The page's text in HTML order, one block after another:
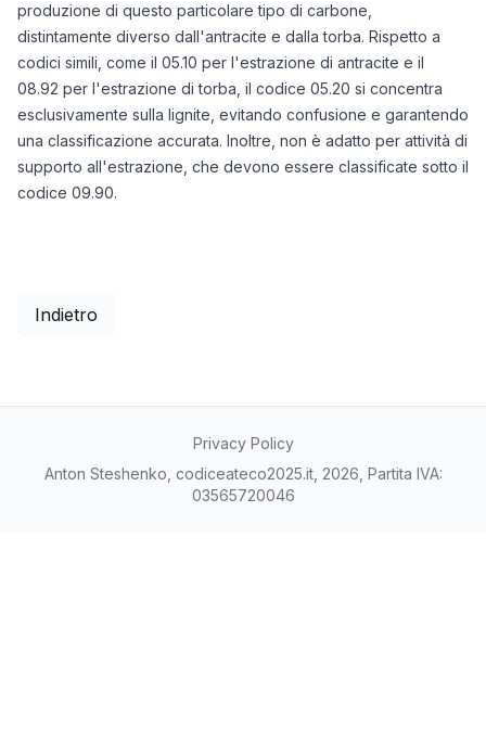
produzione di questo particolare tipo di carbone,
distintamente diverso dall'antracite e dalla torba. Rispetto a
codici simili, come il 05.10 per l'estrazione di antracite e il
08.92 per l'estrazione di torba, il codice 05.20 si concentra
esclusivamente sulla lignite, evitando confusione e garantendo
una classificazione accurata. Inoltre, non è adatto per attività di
supporto all'estrazione, che devono essere classificate sotto il
codice 09.90.
Indietro
Privacy Policy
Anton Steshenko, codiceateco2025.it, 2026, Partita IVA:
03565720046